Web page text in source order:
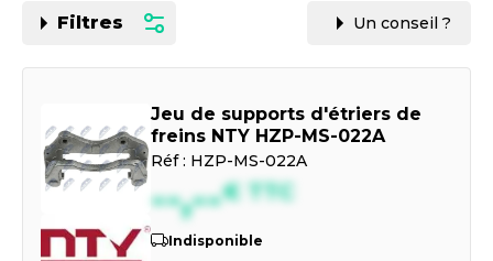
Filtres Un conseil ?
Jeu de supports d'étriers de
freins NTY HZP-MS-022A
Réf : HZP-MS-022A
--,--€ TTC
Indisponible